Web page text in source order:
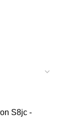
S8jc -